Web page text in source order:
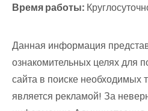
Время работы:
Данная информация
ознакомительных целях для
сайта в поиске необходимых
является рекламой! За